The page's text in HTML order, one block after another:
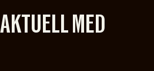
AKTUELL MED